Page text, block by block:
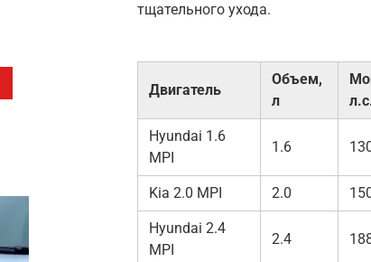
тщательного ухода.
Двигатель
Объем,
л
Hyundai 1.6
MPI
1.6
Kia 2.0 MPI 2.0
Hyundai 2.4
MPI
2.4